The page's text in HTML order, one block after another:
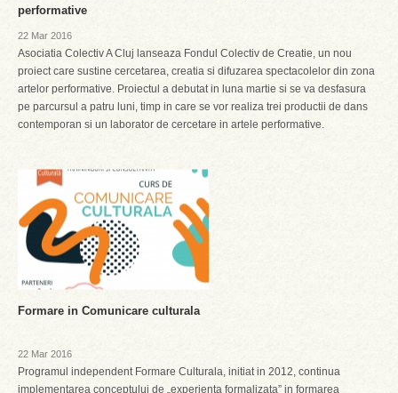
performative
22 Mar 2016
Asociatia Colectiv A Cluj lanseaza Fondul Colectiv de Creatie, un nou
proiect care sustine cercetarea, creatia si difuzarea spectacolelor din zona
artelor performative. Proiectul a debutat in luna martie si se va desfasura
pe parcursul a patru luni, timp in care se vor realiza trei productii de dans
contemporan si un laborator de cercetare in artele performative.
Formare in Comunicare culturala
22 Mar 2016
Programul independent Formare Culturala, initiat in 2012, continua
implementarea conceptului de „experienta formalizata” in formarea